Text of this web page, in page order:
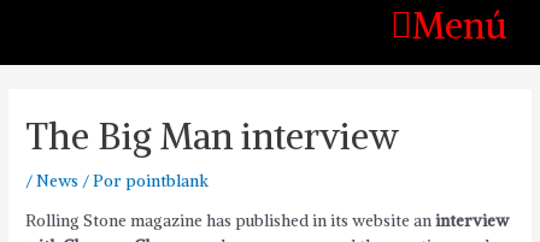
Menú
The Big Man interview
/News / Porpointblank
Rolling Stone magazine has published in its website aninterview